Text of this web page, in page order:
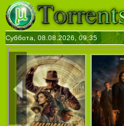
Суббота, 08.08.2026, 09:35